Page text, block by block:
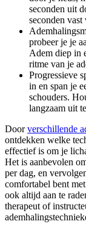
seconden uit
seconden
probeer je je
Adem diep in
ritme van je
Progressieve
in en span je
schouders.
langzaam uit
Doorverschillende
ontdekken welke
effectief is om je
Het is aanbevolen
per dag, en
comfortabel bent
ook altijd aan te
therapeut of